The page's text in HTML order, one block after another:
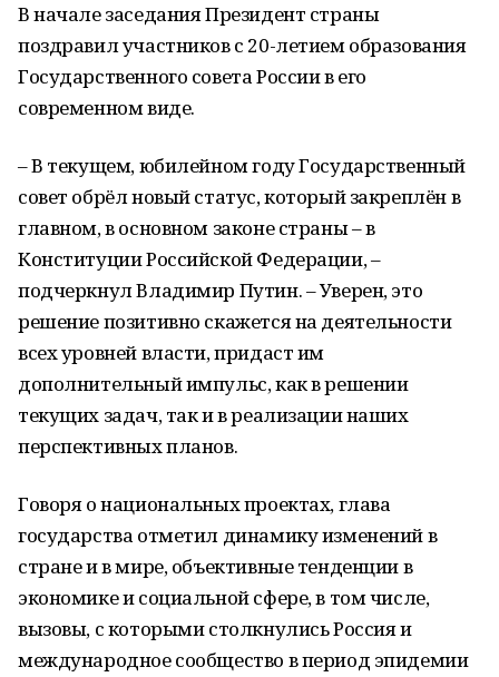
В начале заседания Президент страны
поздравил участников с 20-летием образования
Государственного совета России в его
современном виде.
– В текущем, юбилейном году Государственный
совет обрёл новый статус, который закреплён в
главном, в основном законе страны – в
Конституции Российской Федерации, –
подчеркнул Владимир Путин. – Уверен, это
решение позитивно скажется на деятельности
всех уровней власти, придаст им
дополнительный импульс, как в решении
текущих задач, так и в реализации наших
перспективных планов.
Говоря о национальных проектах, глава
государства отметил динамику изменений в
стране и в мире, объективные тенденции в
экономике и социальной сфере, в том числе,
вызовы, с которыми столкнулись Россия и
международное сообщество в период эпидемии